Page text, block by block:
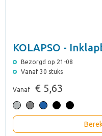
KOLAPSO -
Bezorgd op 21-08
Vanaf 30 stuks
Vanaf € 5,63